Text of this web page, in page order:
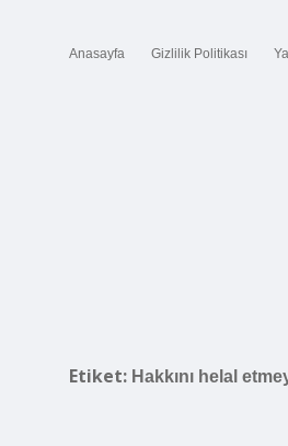
Anasayfa Gizlilik Politikası
Etiket: Hakkını helal